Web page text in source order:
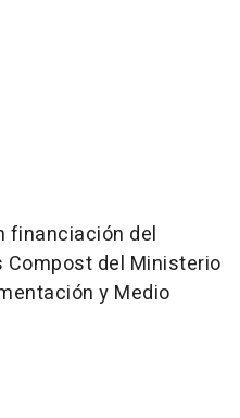
financiación del
Compost del Ministerio
y Medio